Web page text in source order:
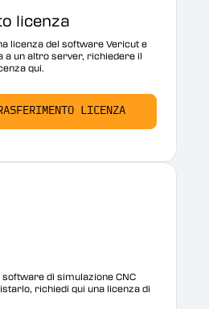
licenza
licenza del software Vericut e
un altro server, richiedere il
qui.
LICENZA
di simulazione CNC
richiedi qui una licenza di